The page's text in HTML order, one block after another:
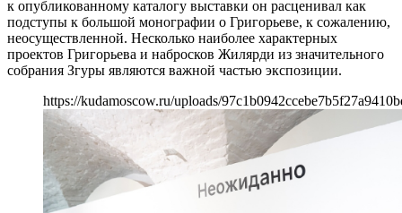
к опубликованному каталогу выставки он расценивал как
подступы к большой монографии о Григорьеве, к сожалению,
неосуществленной. Несколько наиболее характерных
проектов Григорьева и набросков Жилярди из значительного
собрания Згуры являются важной частью экспозиции.
https://kudamoscow.ru/uploads/